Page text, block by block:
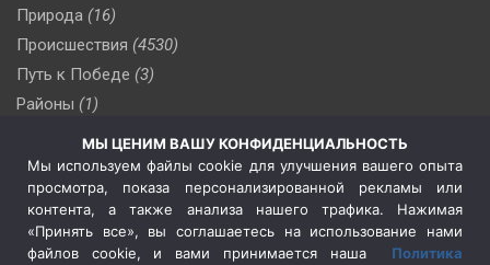
Природа (16)
Происшествия (4530)
Путь к Победе (3)
Районы (1)
Сельское хозяйство (3)
Социальная политика
(3)
Спецоперация в Украине
Спецоперация на Украине
(404)
МЫ ЦЕНИМ ВАШУ КОНФИДЕНЦИАЛЬНОСТЬ
Мы используем файлы cookie для улучшения вашего опыта
просмотра, показа персонализированной рекламы или
контента, а также анализа нашего трафика. Нажимая
«Принять все», вы соглашаетесь на использование нами
файлов cookie, и вами принимается наша Политика